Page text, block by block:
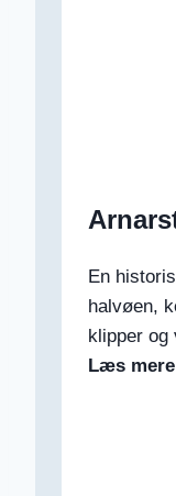
En
halvøen,
klipper og
Læs